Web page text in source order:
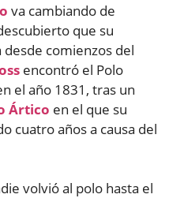
va cambiando de
que su
comienzos del
encontró el Polo
el año 1831, tras un
Ártico en el que su
cuatro años a causa del
volvió al polo hasta el